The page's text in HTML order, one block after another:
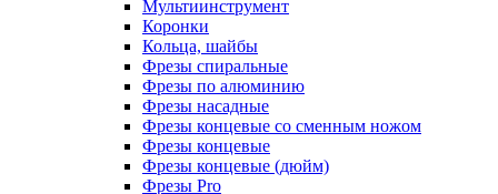
Мультиинструмент
Коронки
Кольца, шайбы
Фрезы спиральные
Фрезы по алюминию
Фрезы насадные
Фрезы концевые со сменным ножом
Фрезы концевые
Фрезы концевые (дюйм)
Фрезы Pro